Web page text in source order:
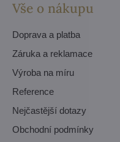
Vše o nákupu
Doprava a platba
Záruka a reklamace
Výroba na míru
Reference
Nejčastější dotazy
Obchodní podmínky